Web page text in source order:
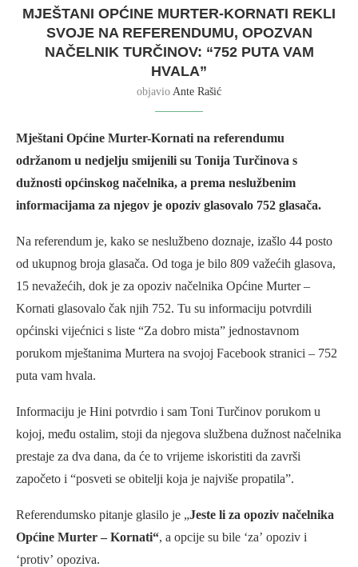
MJEŠTANI OPĆINE MURTER-KORNATI REKLI
SVOJE NA REFERENDUMU, OPOZVAN
NAČELNIK TURČINOV: “752 PUTA VAM
HVALA”
objavio Ante Rašić
Mještani Općine Murter-Kornati na referendumu
održanom u nedjelju smijenili su Tonija Turčinova s
dužnosti općinskog načelnika, a prema neslužbenim
informacijama za njegov je opoziv glasovalo 752 glasača.
Na referendum je, kako se neslužbeno doznaje, izašlo 44 posto
od ukupnog broja glasača. Od toga je bilo 809 važećih glasova,
15 nevažećih, dok je za opoziv načelnika Općine Murter –
Kornati glasovalo čak njih 752. Tu su informaciju potvrdili
općinski vijećnici s liste “Za dobro mista” jednostavnom
porukom mještanima Murtera na svojoj Facebook stranici – 752
puta vam hvala.
Informaciju je Hini potvrdio i sam Toni Turčinov porukom u
kojoj, među ostalim, stoji da njegova službena dužnost načelnika
prestaje za dva dana, da će to vrijeme iskoristiti da završi
započeto i “posveti se obitelji koja je najviše propatila”.
Referendumsko pitanje glasilo je „Jeste li za opoziv načelnika
Općine Murter – Kornati“, a opcije su bile ‘za’ opoziv i
‘protiv’ opoziva.